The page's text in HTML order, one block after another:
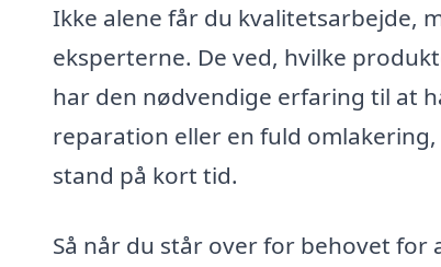
Ikke alene får du kvalitetsarbejde,
eksperterne. De ved, hvilke
har den nødvendige erfaring til at
reparation eller en fuld
stand på kort tid.
Så når du står over for behovet